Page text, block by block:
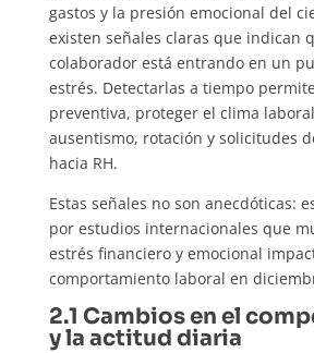
gastos y la presión emocional del
existen señales claras que indican
colaborador está entrando en un
estrés. Detectarlas a tiempo
preventiva, proteger el clima
ausentismo, rotación y solicitudes
hacia RH.
Estas señales no son anecdóticas:
por estudios internacionales que
estrés financiero y emocional
comportamiento laboral en
2.1 Cambios en el
y la actitud diaria